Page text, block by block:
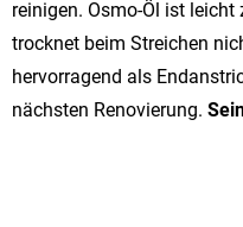
reinigen. Osmo-Öl ist leicht
trocknet beim Streichen
hervorragend als
nächsten Renovierung.